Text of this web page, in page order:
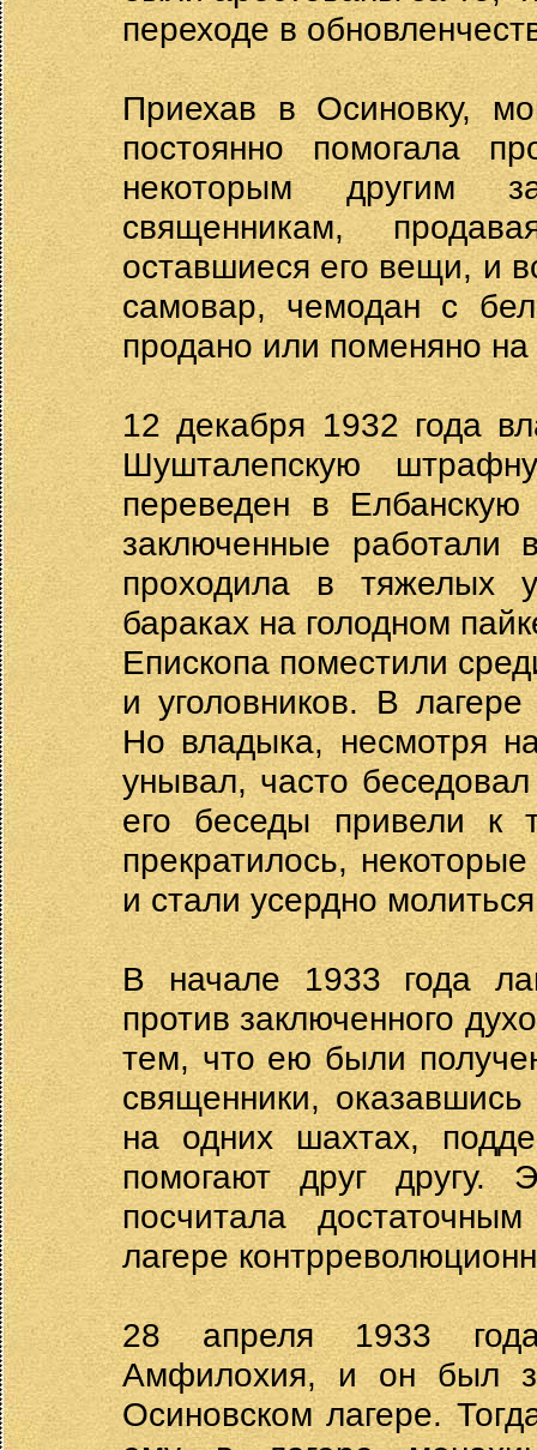
переходе в
Приехав в Осиновку,
постоянно помогала
некоторым другим
священникам,
оставшиеся его вещи, и
самовар, чемодан с
продано или поменяно на
12 декабря 1932 года
Шушталепскую
переведен в
заключенные работали
проходила в тяжелых
бараках на голодном
Епископа поместили
и уголовников. В
Но владыка, несмотря
унывал, часто
его беседы привели к
прекратилось,
и стали усердно
В начале 1933 года
против заключенного
тем, что ею были
священники,
на одних шахтах,
помогают друг другу.
посчитала
лагере
28 апреля 1933 года
Амфилохия, и он был
Осиновском лагере.